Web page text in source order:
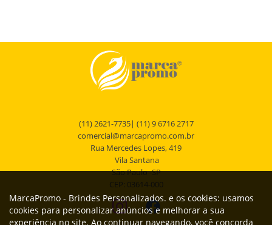
camada e necessaire com alça em
capacidade de até 650ml e com parede
(11) 2621-7735| (11) 9 6716 2717
comercial@marcapromo.com.br
Rua Mercedes Lopes, 419
Vila Santana
São Paulo -SP
CEP: 03614-000
MarcaPromo - Brindes Personalizados. e os cookies: usamos
cookies para personalizar anúncios e melhorar a sua
experiência no site. Ao continuar navegando, você concorda